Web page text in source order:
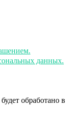
данных.
обработано в